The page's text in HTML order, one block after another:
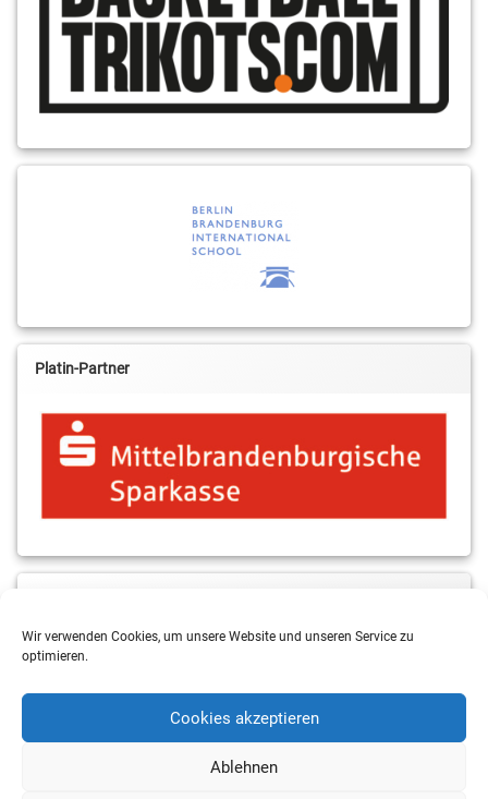
Wir verwenden Cookies, um unsere Website und unseren Service zu
optimieren.
Cookies akzeptieren
Ablehnen
Platin-Partner